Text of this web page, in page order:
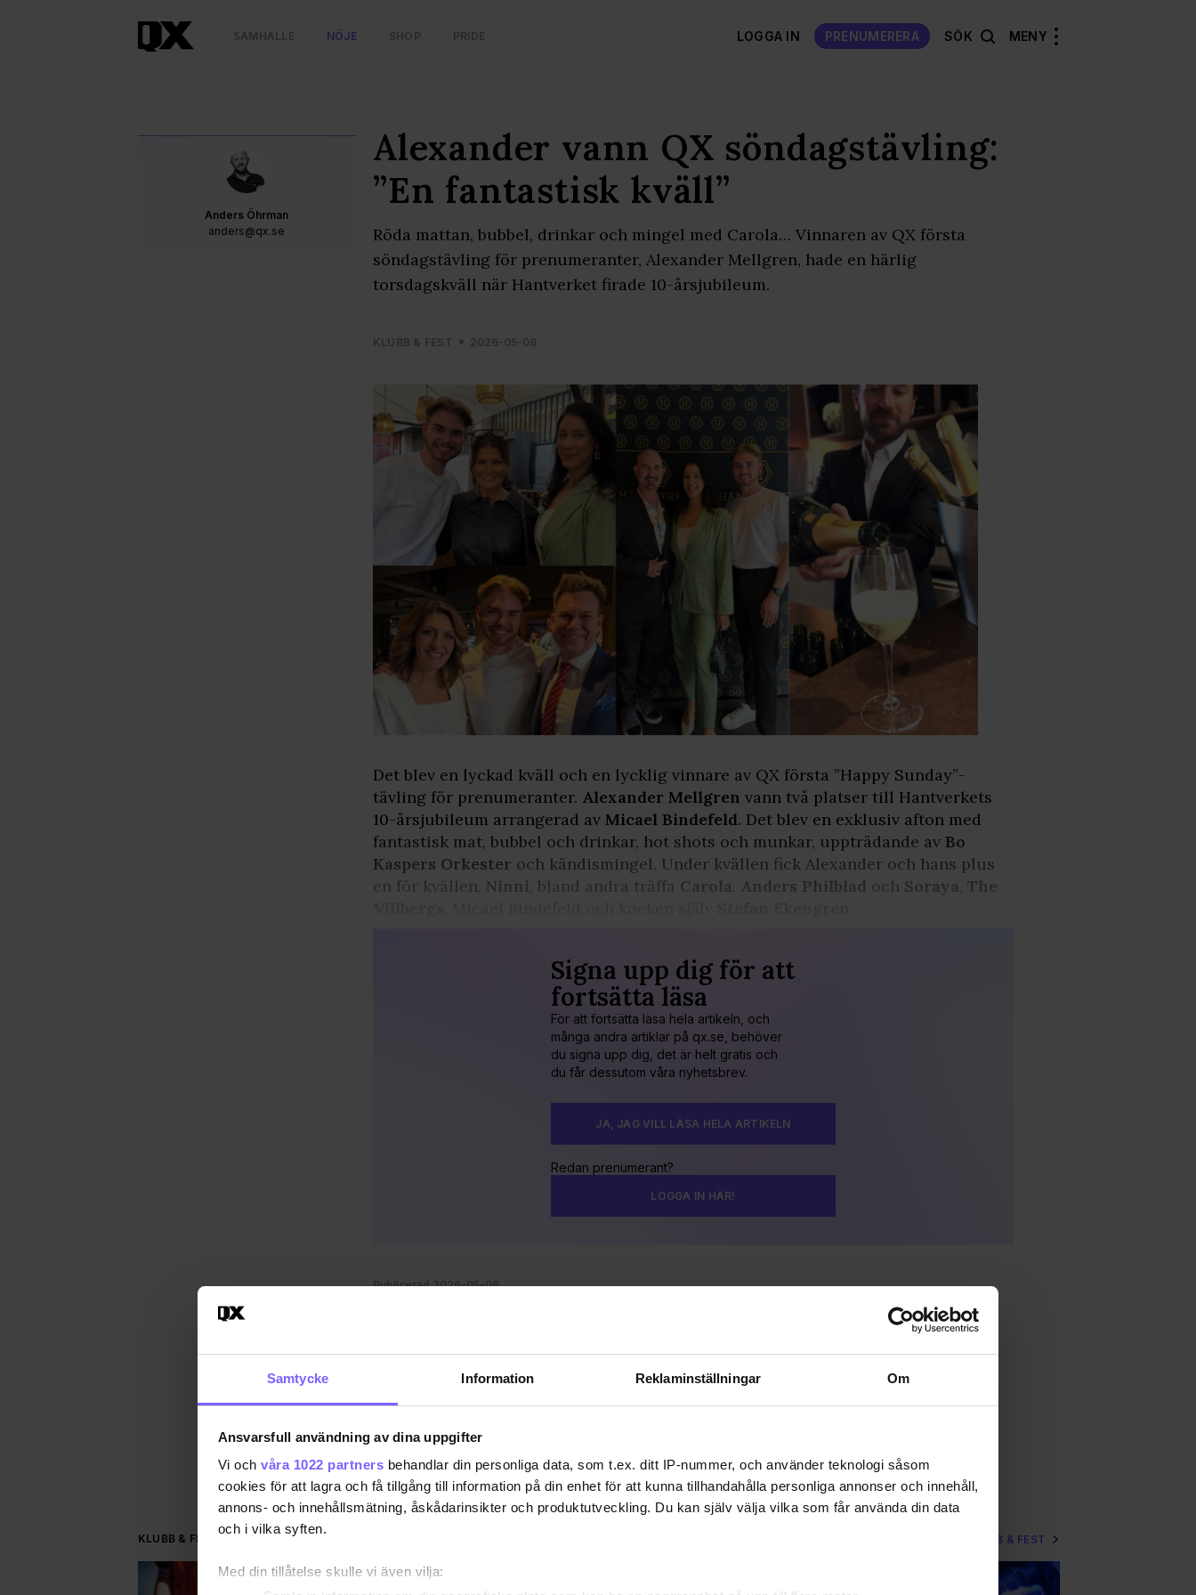
Samtycke Information Reklaminställningar Om
Ansvarsfull användning av dina uppgifter
Vi och våra 1022 partners behandlar din personliga data, som t.ex. ditt IP-nummer, och använder teknologi såsom
cookies för att lagra och få tillgång till information på din enhet för att kunna tillhandahålla personliga annonser och innehåll,
annons- och innehållsmätning, åskådarinsikter och produktutveckling. Du kan själv välja vilka som får använda din data
och i vilka syften.
Med din tillåtelse skulle vi även vilja:
SAMHÄLLE NÖJE SHOP PRIDE LOGGA IN PRENUMERERA SÖK MENY
Anders Öhrman
anders@qx.se
Alexander vann QX söndagstävling:
”En fantastisk kväll”
Röda mattan, bubbel, drinkar och mingel med Carola… Vinnaren av QX första
söndagstävling för prenumeranter, Alexander Mellgren, hade en härlig
torsdagskväll när Hantverket firade 10-årsjubileum.
KLUBB & FEST 2026-05-08
Det blev en lyckad kväll och en lycklig vinnare av QX första ”Happy Sunday”-
tävling för prenumeranter. Alexander Mellgren vann två platser till Hantverkets
10-årsjubileum arrangerad av Micael Bindefeld. Det blev en exklusiv afton med
fantastisk mat, bubbel och drinkar, hot shots och munkar, uppträdande av Bo
Kaspers Orkester och kändismingel. Under kvällen fick Alexander och hans plus
en för kvällen, Ninni , bland andra träffa Carola Anders Philblad och Soraya The
Signa upp dig för att
fortsätta läsa
För att fortsätta läsa hela artikeln, och
många andra artiklar på qx.se, behöver
du signa upp dig, det är helt gratis och
du får dessutom våra nyhetsbrev.
JA, JAG VILL LÄSA HELA ARTIKELN
Redan prenumerant?
LOGGA IN HÄR!
Publicerad 2026-05-08
DELA DEN HÄR ARTIKELN
KLUBB & FEST VISA MER KLUBB & FEST